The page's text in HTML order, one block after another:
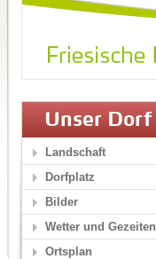
Unser Dorf
Landschaft
Dorfplatz
Bilder
Wetter und Gezeiten
Ortsplan